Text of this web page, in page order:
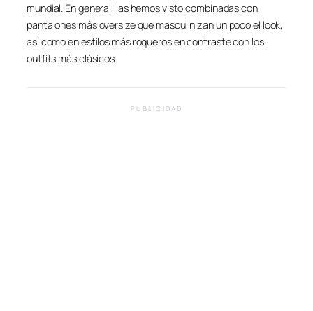
mundial. En general, las hemos visto combinadas con
pantalones más oversize que masculinizan un poco el look,
así como en estilos más roqueros en contraste con los
outfits más clásicos.
PUBLICIDAD